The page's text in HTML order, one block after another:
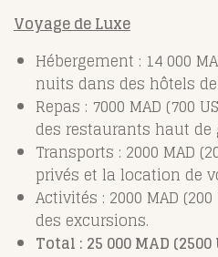
Voyage de Luxe
Hébergement : 14 000
nuits dans des hôtels
Repas : 7000 MAD (700
des restaurants haut de
Transports : 2000 MAD
privés et la location de
Activités : 2000 MAD
des excursions.
Total : 25 000 MAD (2500